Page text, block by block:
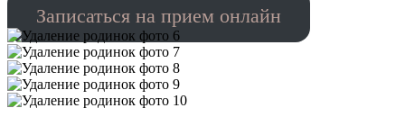
Записаться на прием онлайн